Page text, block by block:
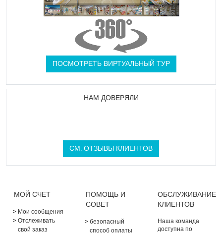
ПОСМОТРЕТЬ ВИРТУАЛЬНЫЙ ТУР
НАМ ДОВЕРЯЛИ
СМ. ОТЗЫВЫ КЛИЕНТОВ
МОЙ СЧЕТ
Мои сообщения
Отслеживать
свой заказ
ПОМОЩЬ И
СОВЕТ
безопасный
способ оплаты
ОБСЛУЖИВАНИЕ
КЛИЕНТОВ
Наша команда
доступна по